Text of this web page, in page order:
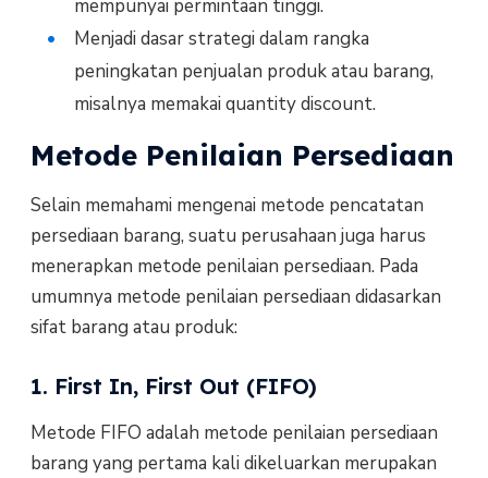
mempunyai permintaan tinggi.
Menjadi dasar strategi dalam rangka
peningkatan penjualan produk atau barang,
misalnya memakai quantity discount.
Metode Penilaian Persediaan
Selain memahami mengenai metode pencatatan
persediaan barang, suatu perusahaan juga harus
menerapkan metode penilaian persediaan. Pada
umumnya metode penilaian persediaan didasarkan
sifat barang atau produk:
1. First In, First Out (FIFO)
Metode FIFO adalah metode penilaian persediaan
barang yang pertama kali dikeluarkan merupakan